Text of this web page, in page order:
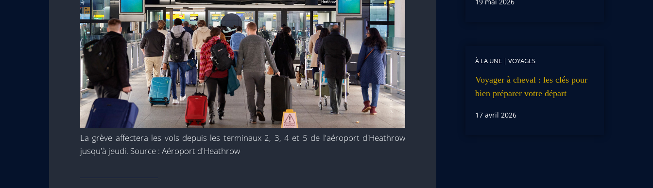
La grève affectera les vols depuis les terminaux 2, 3, 4 et 5 de l'aéroport d'Heathrow
jusqu'à jeudi. Source : Aéroport d'Heathrow
À LA UNE| VOYAGES
Voyager à cheval : les clés pour
bien préparer votre départ
17 avril 2026